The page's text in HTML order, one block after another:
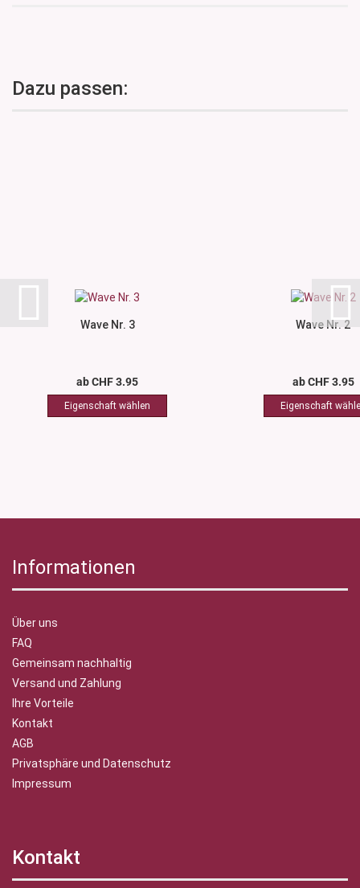
Dazu passen:
Wave Nr. 3
ab CHF 3.95
Wave Nr. 2
ab CHF 3.95
Informationen
Über uns
FAQ
Gemeinsam nachhaltig
Versand und Zahlung
Ihre Vorteile
Kontakt
AGB
Privatsphäre und Datenschutz
Impressum
Kontakt